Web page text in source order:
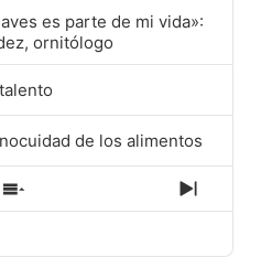
es parte de mi vida»:
ornitólogo
de los alimentos
Show
Episodes
Next